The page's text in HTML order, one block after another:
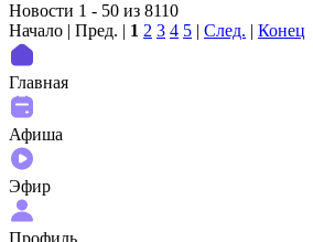
Новости 1 - 50 из 8110
Начало | Пред. | 1 2 3 4 5 | След. | Конец
Главная
Афиша
Эфир